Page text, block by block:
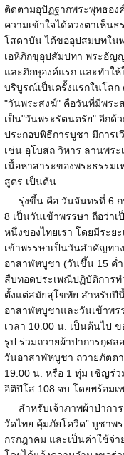
ติดตามอุปัฏฐากพระพุทธอง
ความเข้าใจได้ดวงตาเห็น
โสดาบัน ได้ขออุปสมบทใน
เอหิภิกขุอุปสัมปทา พระอั
และภิกษุองค์แรก และทำใ
บริบูรณ์เป็นครั้งแรกในโลก
"วันพระสงฆ์" คือวันที่มีพระ
เป็น"วันพระรัตนตรัย" อีกด้
ประกอบพิธีการบูชา มีการ
เช่น อุโบสถ วิหาร ลานพระ
เนื้อหาสาระของพระธรร
สูตร เป็นต้น
รุ่งขึ้น คือ วันจันทรที่ 6
8 เป็นวันเข้าพรรษา ถือว่า
หนึ่งของไทยเรา โดยมีระย
เข้าพรรษาเป็นวันสำคัญทา
อาสาฬหบูชา (วันขึ้น 15 ค่
สืบทอดประเพณีปฏิบัติการ
ตั้งแต่สมัยสุโขทัย สำหรับปี
อาสาฬหบูชาและวันเข้าพร
เวลา 10.00 น. เป็นต้นไป
รูป ร่วมถวายผ้าป่าการกุศ
วันอาสาฬหบูชา ถวายภัตต
19.00 น. หรือ 1 ทุ่ม เชิญร่
อิติปิโส 108 จบ โดยพร้อมเ
สำหรับเจ้าภาพผ้าป่ากา
วัดไทย คุ้มภัยโควิด” บูชาพ
กรกฎาคม และเป็นค่าใช้จ่